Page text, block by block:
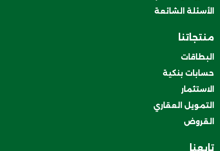
الأسئلة الشائعة
منتجاتنا
البطاقات
حسابات بنكية
الاستثمار
التمويل العقاري
القروض
تابعنا